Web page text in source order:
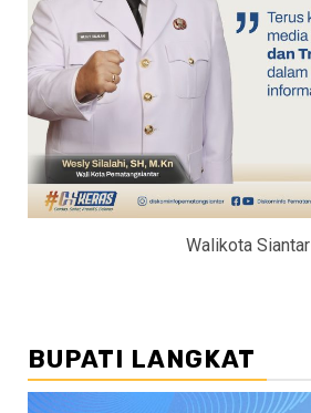
Walikota Siantar
BUPATI LANGKAT